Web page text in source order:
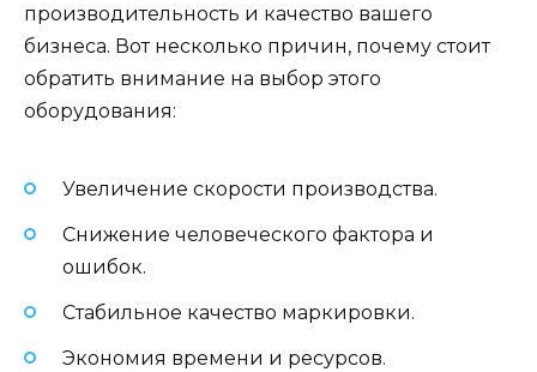
производительность и качество вашего
бизнеса. Вот несколько причин, почему стоит
обратить внимание на выбор этого
оборудования:
Увеличение скорости производства.
Снижение человеческого фактора и
ошибок.
Стабильное качество маркировки.
Экономия времени и ресурсов.